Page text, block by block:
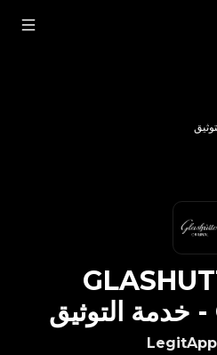
- خدمة التوثيق